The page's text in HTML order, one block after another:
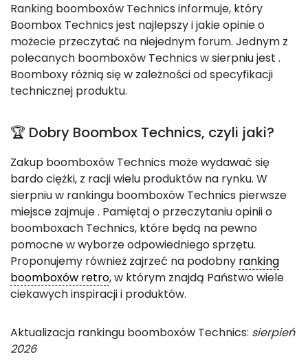
Ranking boomboxów Technics informuje, który
Boombox Technics jest najlepszy i jakie opinie o
możecie przeczytać na niejednym forum. Jednym z
polecanych boomboxów Technics w sierpniu jest .
Boomboxy różnią się w zależności od specyfikacji
technicznej produktu.
🏆 Dobry Boombox Technics, czyli jaki?
Zakup boomboxów Technics może wydawać się
bardo ciężki, z racji wielu produktów na rynku. W
sierpniu w rankingu boomboxów Technics pierwsze
miejsce zajmuje. Pamiętaj o przeczytaniu opinii o
boomboxach Technics, które będą na pewno
pomocne w wyborze odpowiedniego sprzętu.
Proponujemy również zajrzeć na podobny ranking
boomboxów retro, w którym znajdą Państwo wiele
ciekawych inspiracji i produktów.
Aktualizacja rankingu boomboxów Technics: sierpień
2026